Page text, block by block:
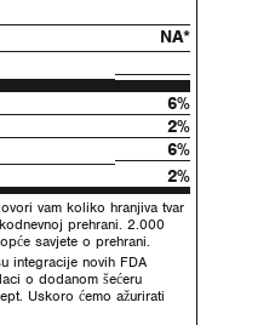
NA*
6%
2%
6%
2%
vam koliko hranjiva tvar
prehrani. 2.000
savjete o prehrani.
integracije novih FDA
o dodanom šećeru
Uskoro ćemo ažurirati